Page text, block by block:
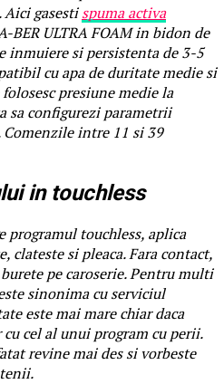
Aici gasestispuma activa
BER ULTRA FOAM in bidon de
inmuiere si persistenta de 3-5
cu apa de duritate medie si
presiune medie la
sa configurezi parametrii
intre 11 si 39
in touchless
programul touchless, aplica
clateste si pleaca. Fara contact,
pe caroserie. Pentru multi
sinonima cu serviciul
este mai mare chiar daca
cel al unui program cu perii.
revine mai des si vorbeste